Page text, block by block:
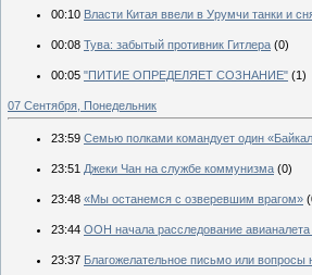
00:10 Власти Китая ввели в Урумчи танки и
00:08 Тува: забытый противник Гитлера (0)
00:05 "ПИТИЕ ОПРЕДЕЛЯЕТ СОЗНАНИЕ" (1)
07 Сентября, Понедельник
23:59 Семью полками командует один
23:51 Джеки Чан на службе коммунизма (0)
23:48 «Мы останемся с озверевшим врагом»
23:44 ООН начала расследование
23:37 Благожелательное письмо или